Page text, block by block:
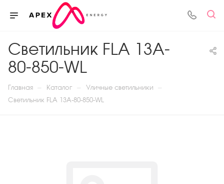
Светильник FLA 13A-
80-850-WL
Главная — Каталог — Уличные светильники —
Светильник FLA 13A-80-850-WL